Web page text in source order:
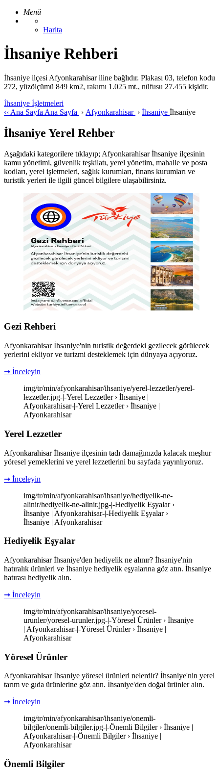
Menü
Harita
İhsaniye Rehberi
İhsaniye ilçesi Afyonkarahisar iline bağlıdır. Plakası 03, telefon kodu
272, yüzölçümü 849 km2, rakımı 1.025 mt., nüfusu 27.455 kişidir.
İhsaniye İşletmeleri
‹‹ Ana Sayfa Ana Sayfa › Afyonkarahisar › İhsaniye İhsaniye
İhsaniye Yerel Rehber
Aşağıdaki kategorilere tıklayıp; Afyonkarahisar İhsaniye ilçesinin
kamu yönetimi, güvenlik teşkilatı, yerel yönetim, mahalle ve posta
kodları, yerel işletmeleri, sağlık kurumları, finans kurumları ve
turistik yerleri ile ilgili güncel bilgilere ulaşabilirsiniz.
Gezi Rehberi
Afyonkarahisar İhsaniye'nin turistik değerdeki gezilecek görülecek
yerlerini ekliyor ve turizmi desteklemek için dünyaya açıyoruz.
➞ İnceleyin
img/tr/min/afyonkarahisar/ihsaniye/yerel-lezzetler/yerel-
lezzetler.jpg-|-Yerel Lezzetler › İhsaniye |
Afyonkarahisar-|-Yerel Lezzetler › İhsaniye |
Afyonkarahisar
Yerel Lezzetler
Afyonkarahisar İhsaniye ilçesinin tadı damağınızda kalacak meşhur
yöresel yemeklerini ve yerel lezzetlerini bu sayfada yayınlıyoruz.
➞ İnceleyin
img/tr/min/afyonkarahisar/ihsaniye/hediyelik-ne-
alinir/hediyelik-ne-alinir.jpg-|-Hediyelik Eşyalar ›
İhsaniye | Afyonkarahisar-|-Hediyelik Eşyalar ›
İhsaniye | Afyonkarahisar
Hediyelik Eşyalar
Afyonkarahisar İhsaniye'den hediyelik ne alınır? İhsaniye'nin
hatıralık ürünleri ve İhsaniye hediyelik eşyalarına göz atın. İhsaniye
hatırası hediyelik alın.
➞ İnceleyin
img/tr/min/afyonkarahisar/ihsaniye/yoresel-
urunler/yoresel-urunler.jpg-|-Yöresel Ürünler › İhsaniye
| Afyonkarahisar-|-Yöresel Ürünler › İhsaniye |
Afyonkarahisar
Yöresel Ürünler
Afyonkarahisar İhsaniye yöresel ürünleri nelerdir? İhsaniye'nin yerel
tarım ve gıda ürünlerine göz atın. İhsaniye'den doğal ürünler alın.
➞ İnceleyin
img/tr/min/afyonkarahisar/ihsaniye/onemli-
bilgiler/onemli-bilgiler.jpg-|-Önemli Bilgiler › İhsaniye |
Afyonkarahisar-|-Önemli Bilgiler › İhsaniye |
Afyonkarahisar
Önemli Bilgiler